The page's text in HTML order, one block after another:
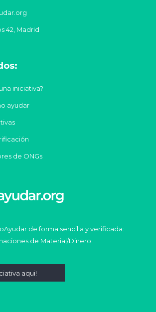
42, Madrid
iniciativa?
ayudar
de ONGs
de forma sencilla y verificada:
de Material/Dinero